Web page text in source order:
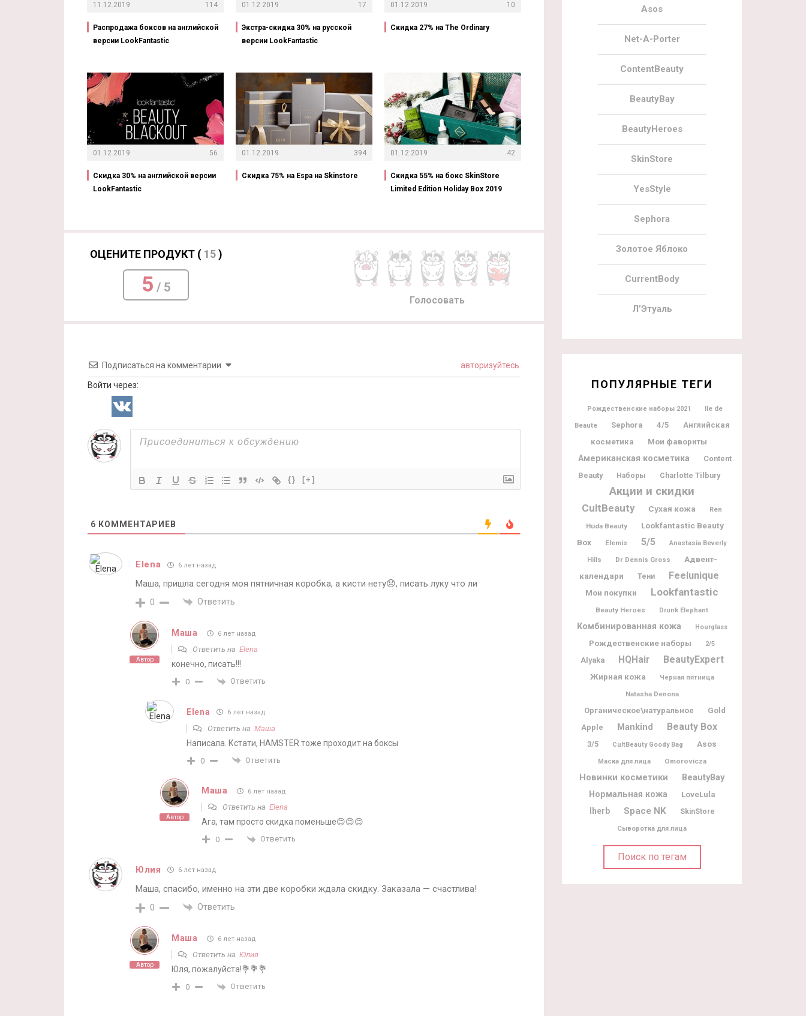
11.12.2019 114
Распродажа боксов на английской
версии LookFantastic
01.12.2019 56
Скидка 30% на английской версии
LookFantastic
01.12.2019 17
Экстра-скидка 30% на русской
версии LookFantastic
01.12.2019 394
Скидка 75% на Espa на Skinstore
01.12.2019 10
Скидка 27% на The Ordinary
01.12.2019 42
Скидка 55% на бокс SkinStore
Limited Edition Holiday Box 2019
Черная пятница на BeautyBay 2019
Черная пятница на LookFantastic
ОЦЕНИТЕ ПРОДУКТ ( 15)
5 / 5
Голосовать
Подписаться на комментарии авторизуйтесь
Войти через:
{} [+]
6 КОММЕНТАРИЕВ
Elena 6 лет назад
Маша, пришла сегодня моя пятничная коробка, а кисти нету😞, писать луку что ли
0 Ответить
Автор
Маша 6 лет назад
Ответить на Elena
конечно, писать!!!
0 Ответить
Elena 6 лет назад
Ответить на Маша
Написала. Кстати, HAMSTER тоже проходит на боксы
0 Ответить
Автор
Маша 6 лет назад
Ответить на Elena
Ага, там просто скидка поменьше😊😊😊
0 Ответить
Юлия 6 лет назад
Маша, спасибо, именно на эти две коробки ждала скидку. Заказала — счастлива!
0 Ответить
Автор
Маша 6 лет назад
Ответить на Юлия
Юля, пожалуйста!💐💐💐
0 Ответить
Asos
Net-A-Porter
ContentBeauty
BeautyBay
BeautyHeroes
SkinStore
YesStyle
Sephora
Золотое Яблоко
CurrentBody
Л’Этуаль
ПОПУЛЯРНЫЕ ТЕГИ
Рождественские наборы 2021
Ile de
Beaute
Sephora 4/5
Английская
косметика
Мои фавориты
Американская косметика
Content
Beauty
Наборы Charlotte Tilbury
Акции и скидки
CultBeauty Сухая кожа Ren
Huda Beauty
Lookfantastic Beauty
Box
Elemis 5/5 Anastasia Beverly
Hills Dr Dennis Gross
Адвент-
календари
Тени Feelunique
Мои покупки Lookfantastic
Beauty Heroes Drunk Elephant
Комбинированная кожа Hourglass
Рождественские наборы 2/5
Alyaka HQHair BeautyExpert
Жирная кожа Черная пятница
Natasha Denona
Органическое\натуральное
Gold
Apple
Mankind Beauty Box
3/5 CultBeauty Goody Bag Asos
Маска для лица Omorovicza
Новинки косметики BeautyBay
Нормальная кожа LoveLula
Iherb Space NK SkinStore
Сыворотка для лица
Поиск по тегам